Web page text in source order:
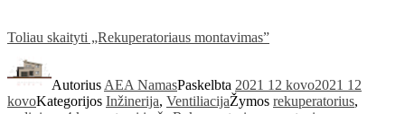
Toliau skaityti „Rekuperatoriaus montavimas”
Autorius AEA NamasPaskelbta 2021 12 kovo2021 12
kovoKategorijos Inžinerija, VentiliacijaŽymos rekuperatorius,